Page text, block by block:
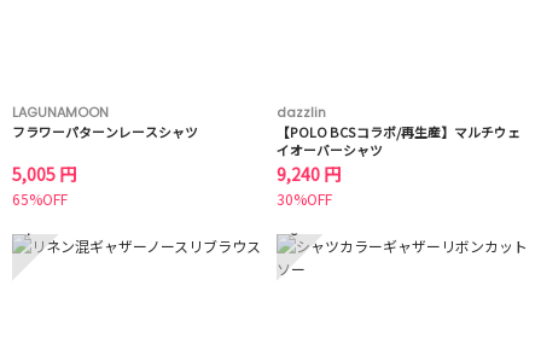
LAGUNAMOON
フラワーパターンレースシャツ
5,005 円
65%OFF
dazzlin
【POLO BCSコラボ/再生産】マルチウェ
イオーバーシャツ
9,240 円
30%OFF
7 8